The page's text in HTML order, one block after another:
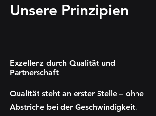
Unsere Prinzipien
Exzellenz durch Qualität und
Partnerschaft
Qualität steht an erster Stelle – ohne
Abstriche bei der Geschwindigkeit.